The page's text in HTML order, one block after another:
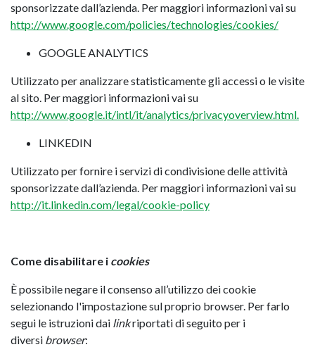
sponsorizzate dall’azienda. Per maggiori informazioni vai su
http://www.google.com/policies/technologies/cookies/
GOOGLE ANALYTICS
Utilizzato per analizzare statisticamente gli accessi o le visite
al sito. Per maggiori informazioni vai su
http://www.google.it/intl/it/analytics/privacyoverview.html.
LINKEDIN
Utilizzato per fornire i servizi di condivisione delle attività
sponsorizzate dall’azienda. Per maggiori informazioni vai su
http://it.linkedin.com/legal/cookie-policy
Come disabilitare i cookies
È possibile negare il consenso all’utilizzo dei cookie
selezionando l'impostazione sul proprio browser. Per farlo
segui le istruzioni dai linkriportati di seguito per i
diversi browser: